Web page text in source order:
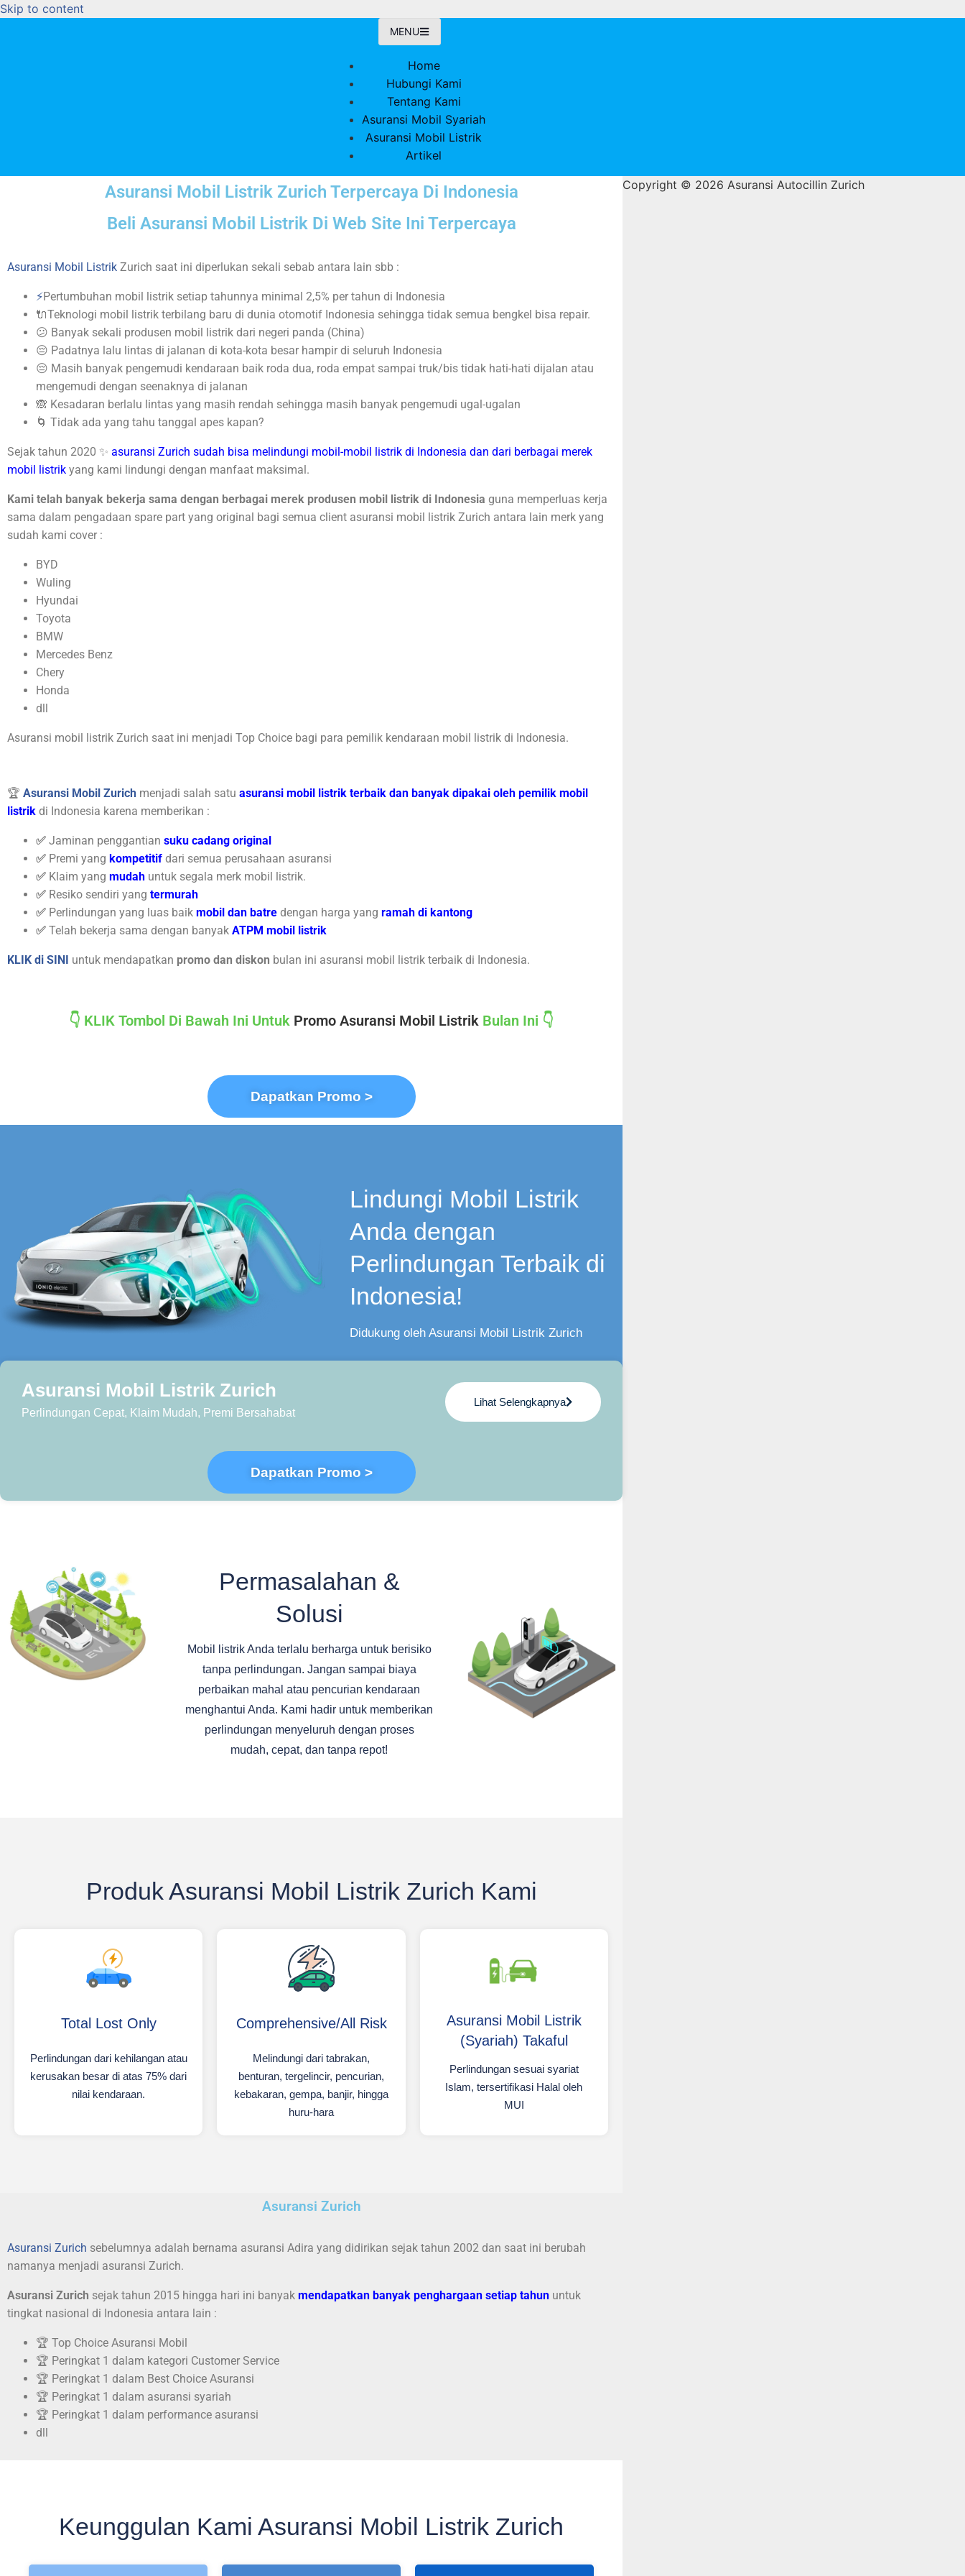
Skip to content
MENU
Home
Hubungi Kami
Tentang Kami
Asuransi Mobil Syariah
Asuransi Mobil Listrik
Artikel
Asuransi Mobil Listrik Zurich Terpercaya Di Indonesia
Beli Asuransi Mobil Listrik Di Web Site Ini Terpercaya
Asuransi Mobil Listrik Zurich saat ini diperlukan sekali sebab antara lain sbb :
⚡Pertumbuhan mobil listrik setiap tahunnya minimal 2,5% per tahun di Indonesia
🔌Teknologi mobil listrik terbilang baru di dunia otomotif Indonesia sehingga tidak semua bengkel bisa repair.
😕 Banyak sekali produsen mobil listrik dari negeri panda (China)
😔 Padatnya lalu lintas di jalanan di kota-kota besar hampir di seluruh Indonesia
😔 Masih banyak pengemudi kendaraan baik roda dua, roda empat sampai truk/bis tidak hati-hati dijalan atau
mengemudi dengan seenaknya di jalanan
🙈 Kesadaran berlalu lintas yang masih rendah sehingga masih banyak pengemudi ugal-ugalan
🌀 Tidak ada yang tahu tanggal apes kapan?
Sejak tahun 2020 ✨ asuransi Zurich sudah bisa melindungi mobil-mobil listrik di Indonesia dan dari berbagai merek
mobil listrik yang kami lindungi dengan manfaat maksimal.
Kami telah banyak bekerja sama dengan berbagai merek produsen mobil listrik di Indonesia guna memperluas kerja
sama dalam pengadaan spare part yang original bagi semua client asuransi mobil listrik Zurich antara lain merk yang
sudah kami cover :
BYD
Wuling
Hyundai
Toyota
BMW
Mercedes Benz
Chery
Honda
dll
Asuransi mobil listrik Zurich saat ini menjadi Top Choice bagi para pemilik kendaraan mobil listrik di Indonesia.
🏆 Asuransi Mobil Zurich menjadi salah satu asuransi mobil listrik terbaik dan banyak dipakai oleh pemilik mobil
listrik di Indonesia karena memberikan :
✅ Jaminan penggantian suku cadang original
✅ Premi yang kompetitif dari semua perusahaan asuransi
✅ Klaim yang mudah untuk segala merk mobil listrik.
✅ Resiko sendiri yang termurah
✅ Perlindungan yang luas baik mobil dan batre dengan harga yang ramah di kantong
✅ Telah bekerja sama dengan banyak ATPM mobil listrik
KLIK di SINI untuk mendapatkan promo dan diskon bulan ini asuransi mobil listrik terbaik di Indonesia.
👇 KLIK Tombol Di Bawah Ini Untuk Promo Asuransi Mobil Listrik Bulan Ini 👇
Dapatkan Promo >
Lindungi Mobil Listrik
Anda dengan
Perlindungan Terbaik di
Indonesia!
Didukung oleh Asuransi Mobil Listrik Zurich
Asuransi Mobil Listrik Zurich
Perlindungan Cepat, Klaim Mudah, Premi Bersahabat
Lihat Selengkapnya
Dapatkan Promo >
Permasalahan &
Solusi
Mobil listrik Anda terlalu berharga untuk berisiko
tanpa perlindungan. Jangan sampai biaya
perbaikan mahal atau pencurian kendaraan
menghantui Anda. Kami hadir untuk memberikan
perlindungan menyeluruh dengan proses
mudah, cepat, dan tanpa repot!
Produk Asuransi Mobil Listrik Zurich Kami
Total Lost Only
Perlindungan dari kehilangan atau
kerusakan besar di atas 75% dari
nilai kendaraan.
Comprehensive/All Risk
Melindungi dari tabrakan,
benturan, tergelincir, pencurian,
kebakaran, gempa, banjir, hingga
huru-hara
Asuransi Mobil Listrik
(Syariah) Takaful
Perlindungan sesuai syariat
Islam, tersertifikasi Halal oleh
MUI
Asuransi Zurich
Asuransi Zurich sebelumnya adalah bernama asuransi Adira yang didirikan sejak tahun 2002 dan saat ini berubah
namanya menjadi asuransi Zurich.
Asuransi Zurich sejak tahun 2015 hingga hari ini banyak mendapatkan banyak penghargaan setiap tahun untuk
tingkat nasional di Indonesia antara lain :
🏆 Top Choice Asuransi Mobil
🏆 Peringkat 1 dalam kategori Customer Service
🏆 Peringkat 1 dalam Best Choice Asuransi
🏆 Peringkat 1 dalam asuransi syariah
🏆 Peringkat 1 dalam performance asuransi
dll
Keunggulan Kami Asuransi Mobil Listrik Zurich
Copyright © 2026 Asuransi Autocillin Zurich